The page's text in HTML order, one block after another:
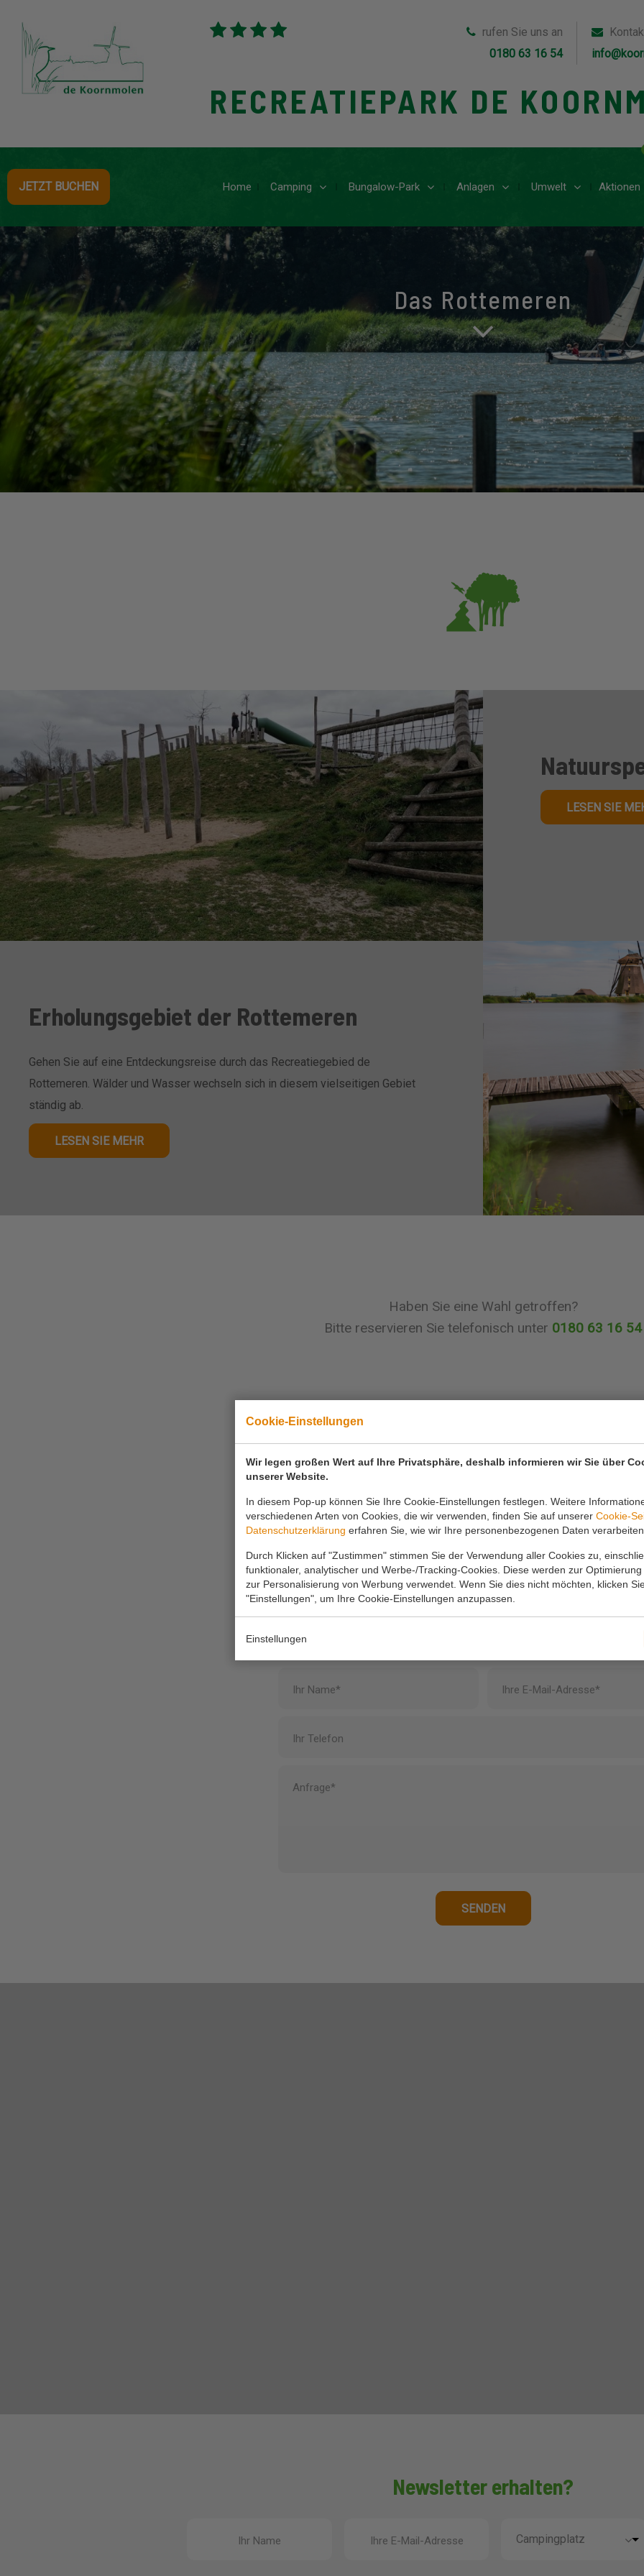
Cookie-Einstellungen
Wir legen großen Wert auf Ihre Privatsphäre, deshalb informieren wir Sie über
unserer Website.
In diesem Pop-up können Sie Ihre Cookie-Einstellungen festlegen. Weitere
verschiedenen Arten von Cookies, die wir verwenden, finden Sie auf unserer Cookie-
Datenschutzerklärung erfahren Sie, wie wir Ihre personenbezogenen Daten verarbeiten.
Durch Klicken auf "Zustimmen" stimmen Sie der Verwendung aller Cookies zu,
funktionaler, analytischer und Werbe-/Tracking-Cookies. Diese werden zur
zur Personalisierung von Werbung verwendet. Wenn Sie dies nicht möchten, klicken
"Einstellungen", um Ihre Cookie-Einstellungen anzupassen.
Einstellungen
rufen Sie uns an
0180 63 16 54
RECREATIEPARK DE
JETZT BUCHEN Home Camping Bungalow-Park Anlagen Umwelt Aktionen
Das Rottemeren
LESEN SIE
Erholungsgebiet der Rottemeren
Gehen Sie auf eine Entdeckungsreise durch das Recreatiegebied de
Rottemeren. Wälder und Wasser wechseln sich in diesem vielseitigen Gebiet
ständig ab.
LESEN SIE MEHR
Haben Sie eine Wahl getroffen?
Bitte reservieren Sie telefonisch unter 0180 63 16 54
Wenn Sie Fragen haben, können Sie uns
kontaktieren.
rufen Sie uns an
Kontakt
Ihr Name* Ihre E-Mail-Adresse*
Ihr Telefon
Anfrage*
Newsletter erhalten?
Ihr Name Ihre E-Mail-Adresse